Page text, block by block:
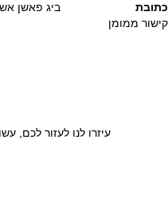
כתובת
ביג פאשן
קישור ממומן
עיזרו לנו לעזור לכם,